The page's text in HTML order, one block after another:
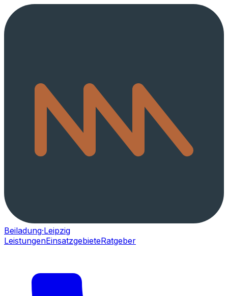
Beiladung·Leipzig
LeistungenEinsatzgebieteRatgeber